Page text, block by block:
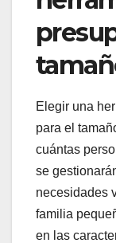
Elegir una
para el
cuántas
se
necesidades
familia
en las